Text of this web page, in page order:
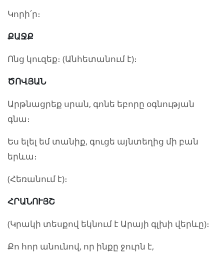
Կորի՛ր։
ՔԱՋՔ
Ոնց կուզեք։ (Անհետանում է)։
ԾՈՎՅԱՆ
Արթնացրեք սրան, գոնե եբորը օգնության
գնա։
Ես ելել եմ տանիք, գուցե այնտեղից մի բան
երևա։
(Հեռանում է)։
ՀՐԱՆՈՒՅՇ
(Կրակի տեսքով եկնում է Արայի գլխի վերևը)։
Քո հոր անունով, որ ինքը ջուրն է,